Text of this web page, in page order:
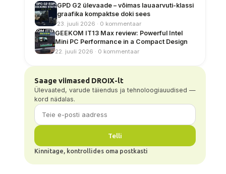
GPD G2 ülevaade – võimas lauaarvuti-klassi
graafika kompaktse doki sees
23. juuli 2026 · 0 kommentaar
GEEKOM IT13 Max review: Powerful Intel
Mini PC Performance in a Compact Design
22. juuli 2026 · 0 kommentaar
Saage viimased DROIX-lt
Ülevaated, varude täiendus ja tehnoloogiauudised —
kord nädalas.
Telli
Kinnitage, kontrollides oma postkasti